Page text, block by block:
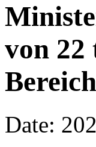
von 22
Date: